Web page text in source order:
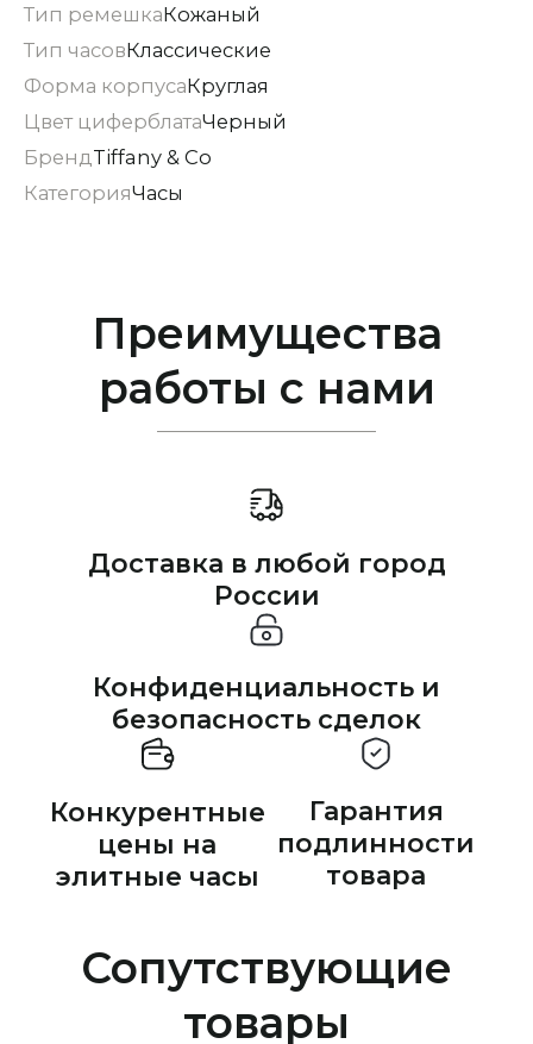
Тип ремешкаКожаный
Тип часовКлассические
Форма корпусаКруглая
Цвет циферблатаЧерный
Бренд Tiffany & Co
КатегорияЧасы
Преимущества
работы с нами
Доставка в любой город
России
Конфиденциальность и
безопасность сделок
Конкурентные
цены на
элитные часы
Гарантия
подлинности
товара
Сопутствующие
товары